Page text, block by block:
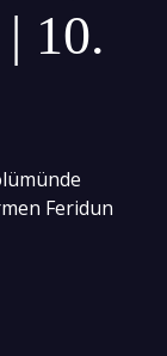
10.
Feridun